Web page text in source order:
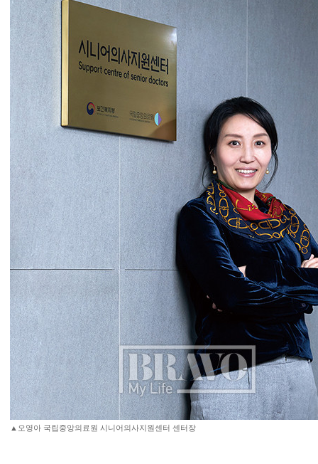
▲오영아 국립중앙의료원 시니어의사지원센터 센터장